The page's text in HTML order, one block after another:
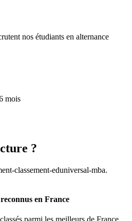
nos étudiants en alternance
mois
?
en France